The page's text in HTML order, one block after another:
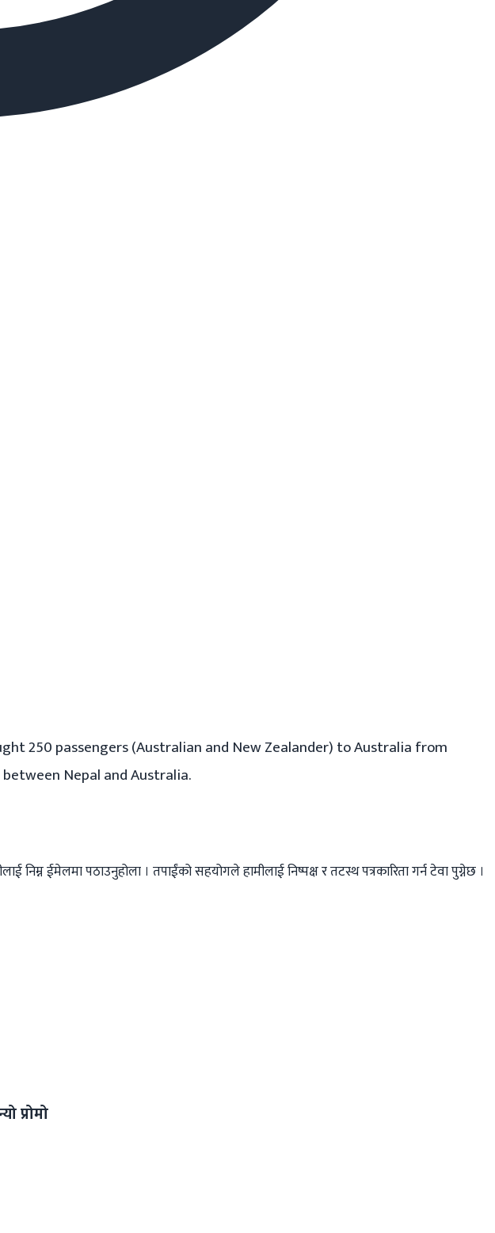
250 passengers (Australian and New Zealander) to Australia from
Nepal and Australia.
ईमेलमा पठाउनुहोला । तपाईंको सहयोगले हामीलाई निष्पक्ष र तटस्थ पत्रकारिता गर्न टेवा पुग्नेछ ।
प्रोमो